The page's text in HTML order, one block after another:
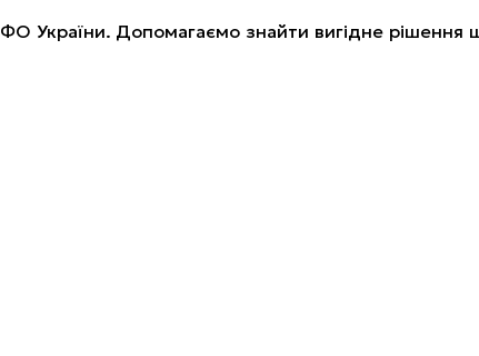
України. Допомагаємо знайти вигідне